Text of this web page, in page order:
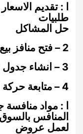
ا : تقديم
طلبيات ج :
حل المشاكل
2 – فتح منافز بيع وعملاء جدد
3 – انشاء جدول عمل يومي للزيارات
4 – متابعة حركة السوق من
ا : مواد
المنافس
لعمل عروض